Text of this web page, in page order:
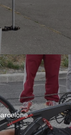
: